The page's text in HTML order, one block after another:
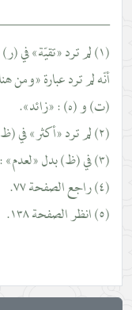
(١) لم ترد «تقيّة» في
أنّه لم ترد عبارة «ومن
(ت) و (ه) : «زائد».
(٢) لم ترد «أكثر» في (ظ).
(٣) في (ظ) بدل «لعدم» : «أبعديّة».
(٤) راجع الصفحة ٧٧.
(٥) انظر الصفحة ١٣٨.